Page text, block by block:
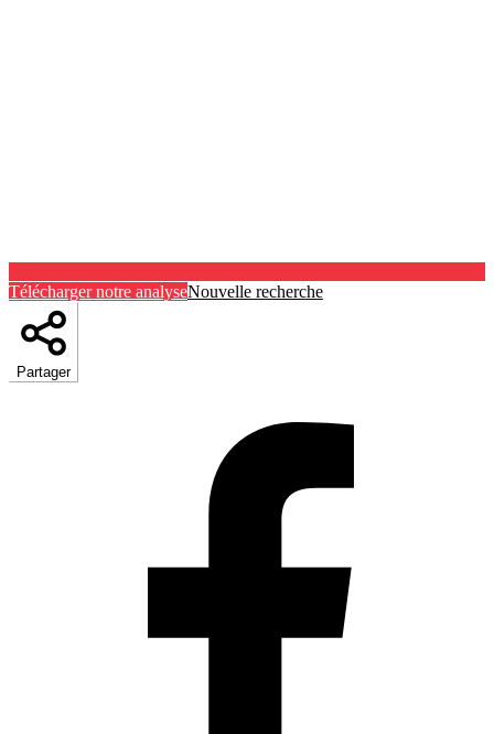
Télécharger notre analyseNouvelle recherche
Partager